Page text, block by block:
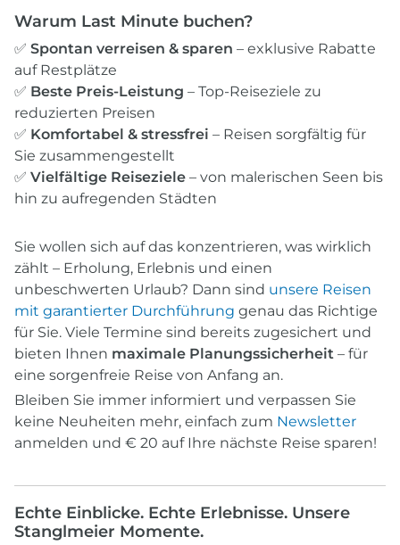
Warum Last Minute buchen?
✅ Spontan verreisen & sparen – exklusive Rabatte
auf Restplätze
✅ Beste Preis-Leistung – Top-Reiseziele zu
reduzierten Preisen
✅ Komfortabel & stressfrei – Reisen sorgfältig für
Sie zusammengestellt
✅ Vielfältige Reiseziele – von malerischen Seen bis
hin zu aufregenden Städten
Sie wollen sich auf das konzentrieren, was wirklich
zählt – Erholung, Erlebnis und einen
unbeschwerten Urlaub? Dann sind unsere Reisen
mit garantierter Durchführung genau das Richtige
für Sie. Viele Termine sind bereits zugesichert und
bieten Ihnen maximale Planungssicherheit – für
eine sorgenfreie Reise von Anfang an.
Bleiben Sie immer informiert und verpassen Sie
keine Neuheiten mehr, einfach zum Newsletter
anmelden und € 20 auf Ihre nächste Reise sparen!
Echte Einblicke. Echte Erlebnisse. Unsere
Stanglmeier Momente.